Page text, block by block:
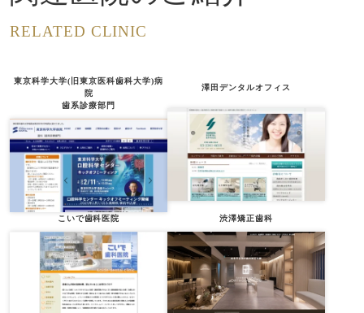
RELATED CLINIC
東京科学大学(旧東京医科歯科大学)病
院
歯系診療部門
澤田デンタルオフィス
こいで歯科医院 渋澤矯正歯科